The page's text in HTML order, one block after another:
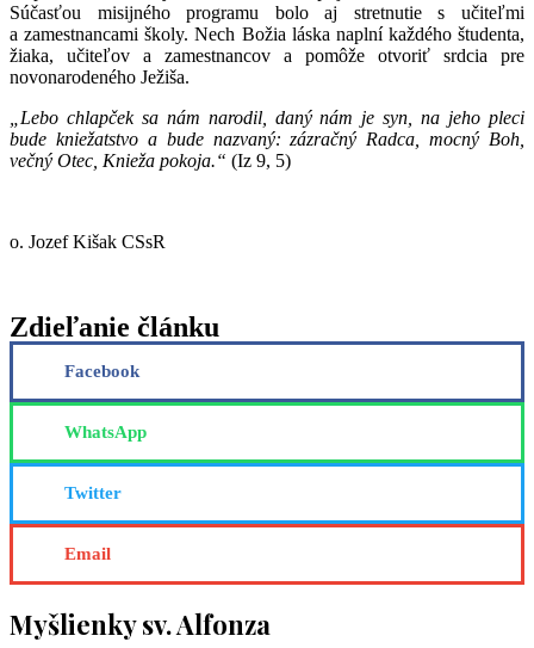
Súčasťou misijného programu bolo aj stretnutie s učiteľmi
a zamestnancami školy. Nech Božia láska naplní každého študenta,
žiaka, učiteľov a zamestnancov a pomôže otvoriť srdcia pre
novonarodeného Ježiša.
„Lebo chlapček sa nám narodil, daný nám je syn, na jeho pleci
bude kniežatstvo a bude nazvaný: zázračný Radca, mocný Boh,
večný Otec, Knieža pokoja.“ (Iz 9, 5)
o. Jozef Kišak CSsR
Zdieľanie článku
Facebook
WhatsApp
Twitter
Email
Myšlienky sv. Alfonza